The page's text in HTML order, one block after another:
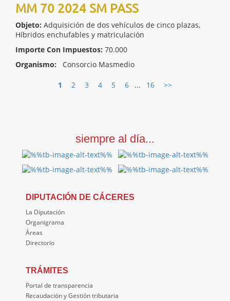
MM 70 2024 SM PASS
Objeto: Adquisición de dos vehículos de cinco plazas,
Híbridos enchufables y matriculación
Importe Con Impuestos: 70.000
Organismo:
Consorcio Masmedio
1 2 3 4 5 6 ... 16 >>
siempre al día...
DIPUTACIÓN DE CÁCERES
La Diputación
Organigrama
Áreas
Directorio
TRÁMITES
Portal de transparencia
Recaudación y Gestión tributaria